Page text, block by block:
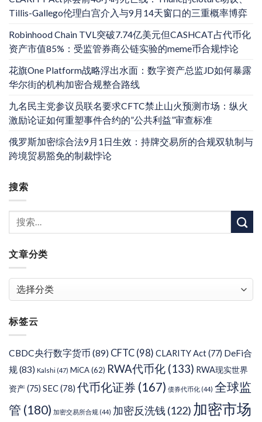
Tillis-Gallego伦理白宫介入与9月14天窗口的三重概率博弈
Robinhood Chain TVL突破7.74亿美元但CASHCAT占代币化
资产市值85%：受监管券商公链实验的meme币合规悖论
花旗One Platform战略浮出水面：数字资产总监JD如何暴露
华尔街的机构加密合规整合路线
九名民主党参议员联名要求CFTC禁止山火预测市场：纵火
激励论证如何重塑事件合约的”公共利益”审查标准
俄罗斯加密综合法9月1日生效：持牌交易所的合规双轨制与
跨境贸易豁免的制裁悖论
搜索
文章分类
类
标签云
CBDC央行数字货币 (89) CFTC (98) CLARITY Act(77) DeFi合
规(83) Kalshi (47) MiCA(62) RWA代币化 (133) RWA现实世界
资产(75) SEC(78) 代币化证券 (167) 债券代币化 (44) 全球监
管 (180) 加密交易所合规 (44) 加密反洗钱 (122) 加密市场